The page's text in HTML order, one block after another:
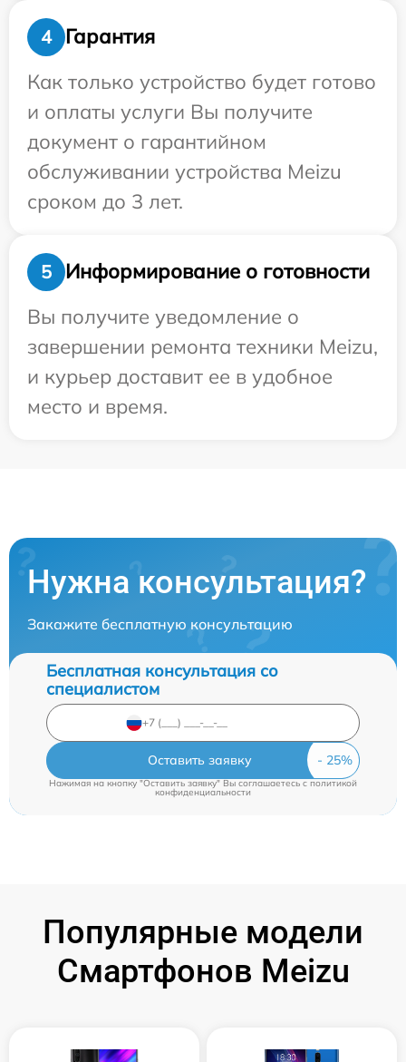
4
Гарантия
Как только устройство будет готово
и оплаты услуги Вы получите
документ о гарантийном
обслуживании устройства Meizu
сроком до 3 лет.
5
Информирование о готовности
Вы получите уведомление о
завершении ремонта техники Meizu,
и курьер доставит ее в удобное
место и время.
Нужна консультация?
Закажите бесплатную консультацию
Бесплатная консультация со
специалистом
Оставить заявку
Нажимая на кнопку "Оставить заявку" Вы соглашаетесь cполитикой
конфиденциальности
Популярные модели
Смартфонов Meizu